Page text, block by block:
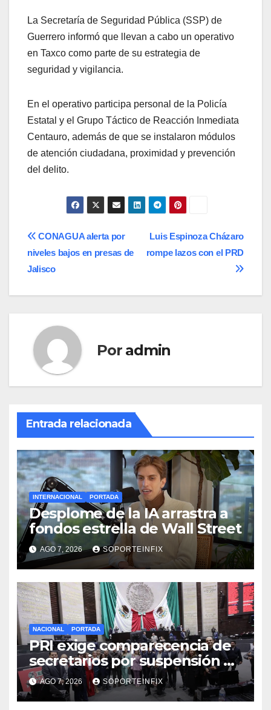
La Secretaría de Seguridad Pública (SSP) de
Guerrero informó que llevan a cabo un operativo
en Taxco como parte de su estrategia de
seguridad y vigilancia.
En el operativo participa personal de la Policía
Estatal y el Grupo Táctico de Reacción Inmediata
Centauro, además de que se instalaron módulos
de atención ciudadana, proximidad y prevención
del delito.
Navegación
de
entradas
Luis Espinoza Cházaro
rompe lazos con el PRD
CONAGUA alerta por
niveles bajos en presas de
Jalisco
Por admin
Entrada relacionada
INTERNACIONAL PORTADA
Desplome de la IA arrastra a
fondos estrella de Wall Street
AGO 7, 2026 SOPORTEINFIX
NACIONAL PORTADA
PRI exige comparecencia de
secretarios por suspensión de
aguacate; Monreal llama a
cerrar filas
AGO 7, 2026 SOPORTEINFIX